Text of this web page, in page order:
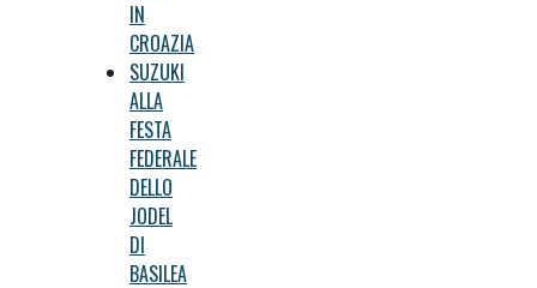
IN
CROAZIA
SUZUKI
ALLA
FESTA
FEDERALE
DELLO
JODEL
DI
BASILEA